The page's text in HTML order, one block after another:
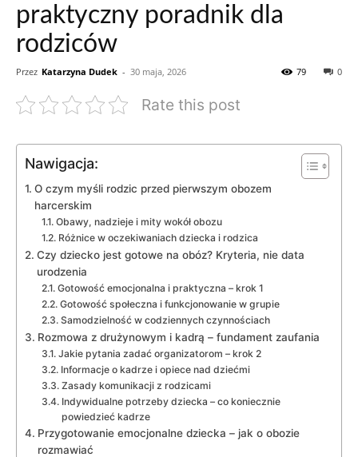
praktyczny poradnik dla
rodziców
Przez Katarzyna Dudek - 30 maja, 2026 0
79
Rate this post
Nawigacja:
O czym myśli rodzic przed pierwszym obozem
harcerskim
Obawy, nadzieje i mity wokół obozu
Różnice w oczekiwaniach dziecka i rodzica
Czy dziecko jest gotowe na obóz? Kryteria, nie data
urodzenia
Gotowość emocjonalna i praktyczna – krok 1
Gotowość społeczna i funkcjonowanie w grupie
Samodzielność w codziennych czynnościach
Rozmowa z drużynowym i kadrą – fundament zaufania
Jakie pytania zadać organizatorom – krok 2
Informacje o kadrze i opiece nad dziećmi
Zasady komunikacji z rodzicami
Indywidualne potrzeby dziecka – co koniecznie
powiedzieć kadrze
Przygotowanie emocjonalne dziecka – jak o obozie
rozmawiać